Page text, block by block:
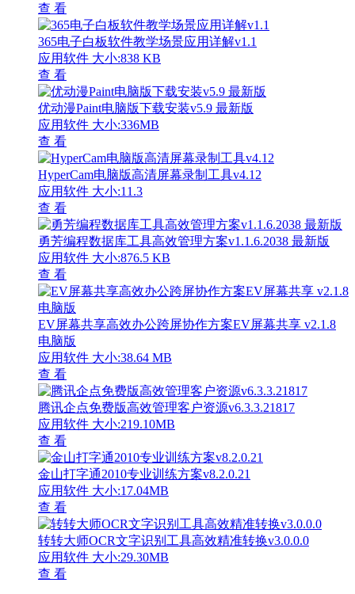
查 看
365电子白板软件教学场景应用详解v1.1
应用软件 大小:838 KB
查 看
优动漫Paint电脑版下载安装v5.9 最新版
应用软件 大小:336MB
查 看
HyperCam电脑版高清屏幕录制工具v4.12
应用软件 大小:11.3
查 看
勇芳编程数据库工具高效管理方案v1.1.6.2038 最新版
应用软件 大小:876.5 KB
查 看
EV屏幕共享高效办公跨屏协作方案EV屏幕共享 v2.1.8
电脑版
应用软件 大小:38.64 MB
查 看
腾讯企点免费版高效管理客户资源v6.3.3.21817
应用软件 大小:219.10MB
查 看
金山打字通2010专业训练方案v8.2.0.21
应用软件 大小:17.04MB
查 看
转转大师OCR文字识别工具高效精准转换v3.0.0.0
应用软件 大小:29.30MB
查 看